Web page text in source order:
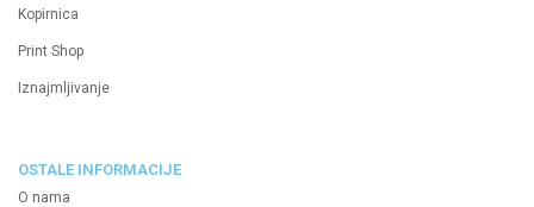
Kopirnica
Print Shop
Iznajmljivanje
OSTALE INFORMACIJE
O nama